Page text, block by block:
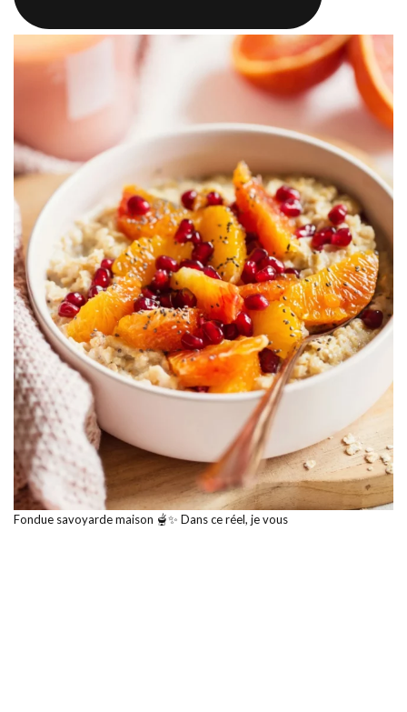
Fondue savoyarde maison 🫕✨ Dans ce réel, je vous